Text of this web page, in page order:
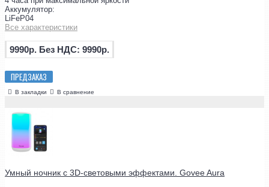
Аккумулятор:
LiFeP04
Все характеристики
9990р. Без НДС: 9990р.
ПРЕДЗАКАЗ
В закладки В сравнение
Умный ночник с 3D-световыми эффектами. Govee Aura